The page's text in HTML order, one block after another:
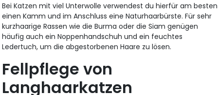
Bei Katzen mit viel Unterwolle verwendest du hierfür am besten
einen Kamm und im Anschluss eine Naturhaarbürste. Für sehr
kurzhaarige Rassen wie die Burma oder die Siam genügen
häufig auch ein Noppenhandschuh und ein feuchtes
Ledertuch, um die abgestorbenen Haare zu lösen.
Fellpflege von
Langhaarkatzen